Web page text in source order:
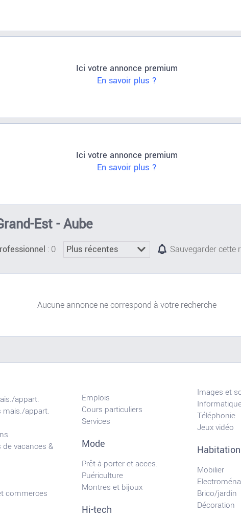
Ici votre annonce premium
En savoir plus ?
Ici votre annonce premium
En savoir plus ?
Est - Aube
: 0 Sauvegarder cette
Aucune annonce ne correspond à votre recherche
appart.
mais./appart.
vacances &
commerces
Emplois
Cours particuliers
Services
Mode
Prêt-à-porter et acces.
Puériculture
Montres et bijoux
Hi-tech
Images et
Téléphonie
Jeux vidéo
Habitation
Mobilier
Brico/jardin
Décoration